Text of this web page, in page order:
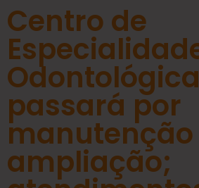
Centro de
passará por
manutenção
ampliação;